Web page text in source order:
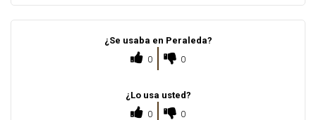
¿Se usaba en Peraleda?
0
0
¿Lo usa usted?
0
0